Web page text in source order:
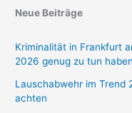
Neue Beiträge
Kriminalität in Frankfurt
2026 genug zu tun haben
Lauschabwehr im Trend
achten